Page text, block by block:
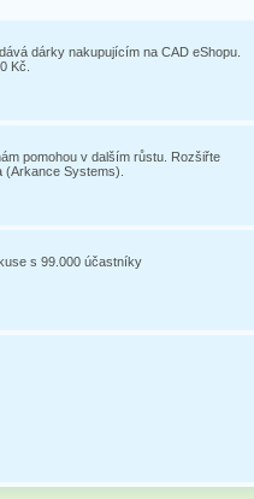
dárky nakupujícím na CAD eShopu.
Kč.
pomohou v dalším růstu. Rozšiřte
(Arkance Systems).
s 99.000 účastníky